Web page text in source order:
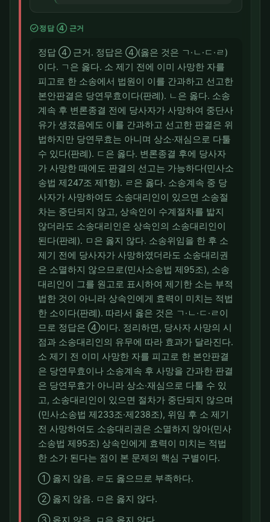
check_circle정답 ④ 근거
정답 ④ 근거. 정답은 ④(옳은 것은 ㄱ·ㄴ·ㄷ·ㄹ)
이다. ㄱ은 옳다. 소 제기 전에 이미 사망한 자를
피고로 한 소송에서 법원이 이를 간과하고 선고한
본안판결은 당연무효이다(판례). ㄴ은 옳다. 소송
계속 후 변론종결 전에 당사자가 사망하여 중단사
유가 생겼음에도 이를 간과하고 선고한 판결은 위
법하지만 당연무효는 아니며 상소·재심으로 다툴
수 있다(판례). ㄷ은 옳다. 변론종결 후에 당사자
가 사망한 때에도 판결의 선고는 가능하다(민사소
송법 제247조 제1항). ㄹ은 옳다. 소송계속 중 당
사자가 사망하여도 소송대리인이 있으면 소송절
차는 중단되지 않고, 상속인이 수계절차를 밟지
않더라도 소송대리인은 상속인의 소송대리인이
된다(판례). ㅁ은 옳지 않다. 소송위임을 한 후 소
제기 전에 당사자가 사망하였더라도 소송대리권
은 소멸하지 않으므로(민사소송법 제95조), 소송
대리인이 그를 원고로 표시하여 제기한 소는 부적
법한 것이 아니라 상속인에게 효력이 미치는 적법
한 소이다(판례). 따라서 옳은 것은 ㄱ·ㄴ·ㄷ·ㄹ이
므로 정답은 ④이다. 정리하면, 당사자 사망의 시
점과 소송대리인의 유무에 따라 효과가 달라진다.
소 제기 전 이미 사망한 자를 피고로 한 본안판결
은 당연무효이나 소송계속 후 사망을 간과한 판결
은 당연무효가 아니라 상소·재심으로 다툴 수 있
고, 소송대리인이 있으면 절차가 중단되지 않으며
(민사소송법 제233조·제238조), 위임 후 소 제기
전 사망하여도 소송대리권은 소멸하지 않아(민사
소송법 제95조) 상속인에게 효력이 미치는 적법
한 소가 된다는 점이 본 문제의 핵심 구별이다.
① 옳지 않음. ㄹ도 옳으므로 부족하다.
② 옳지 않음. ㅁ은 옳지 않다.